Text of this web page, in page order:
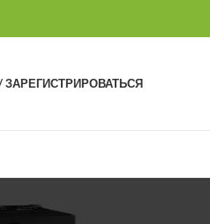
ЗАРЕГИСТРИРОВАТЬСЯ